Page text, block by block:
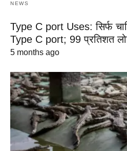
NEWS
Type C port Uses: सिर्फ
Type C port; 99 प्रतिशत
5 months ago